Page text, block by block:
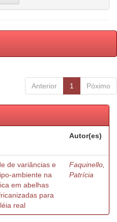
Anterior 1 Póximo
Autor(es)
de variâncias e
ambiente na
em abelhas
para
real
Faquinello,
Patrícia